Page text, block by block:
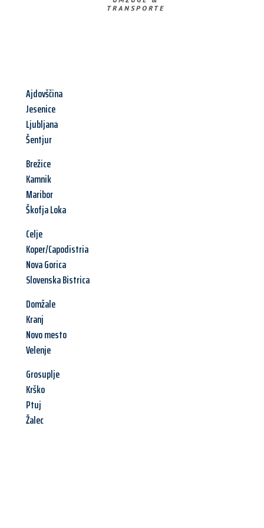
TRANSPORTE
Ajdovščina
Jesenice
Ljubljana
Šentjur
Brežice
Kamnik
Maribor
Škofja Loka
Celje
Koper/Capodistria
Nova Gorica
Slovenska Bistrica
Domžale
Kranj
Novo mesto
Velenje
Grosuplje
Krško
Ptuj
Žalec